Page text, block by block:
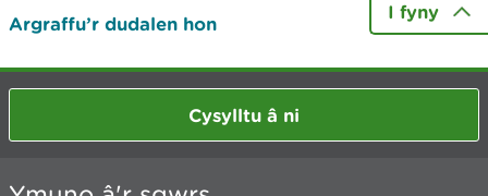
Argraffu’r dudalen hon
I fyny
Cysylltu â ni